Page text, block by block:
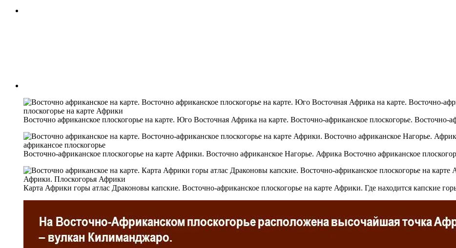
Восточно африканское плоскогорье на карте. Юго Восточная Африка на карте. Восточно-африканское плоскогорье. Восточно-
Восточно-африканское плоскогорье на карте Африки. Восточно африканское Нагорье. Африка Восточно африканское
Карта Африки горы атлас Драконовы капские. Восточно-африканское плоскогорье на карте Африки. Где находится капские